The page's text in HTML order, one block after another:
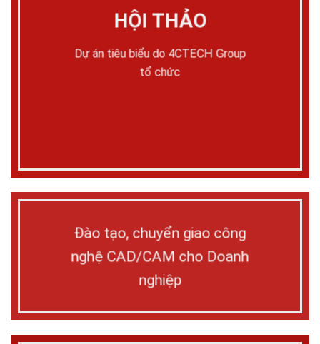
HỘI THẢO
Dự án tiêu biểu do 4CTECH Group
tổ chức
Đào tạo, chuyển giao công
nghệ CAD/CAM cho Doanh
nghiệp